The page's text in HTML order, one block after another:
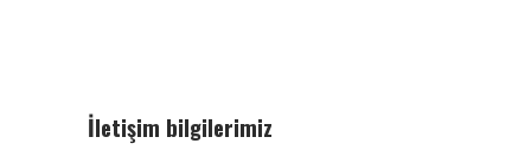
İletişim bilgilerimiz